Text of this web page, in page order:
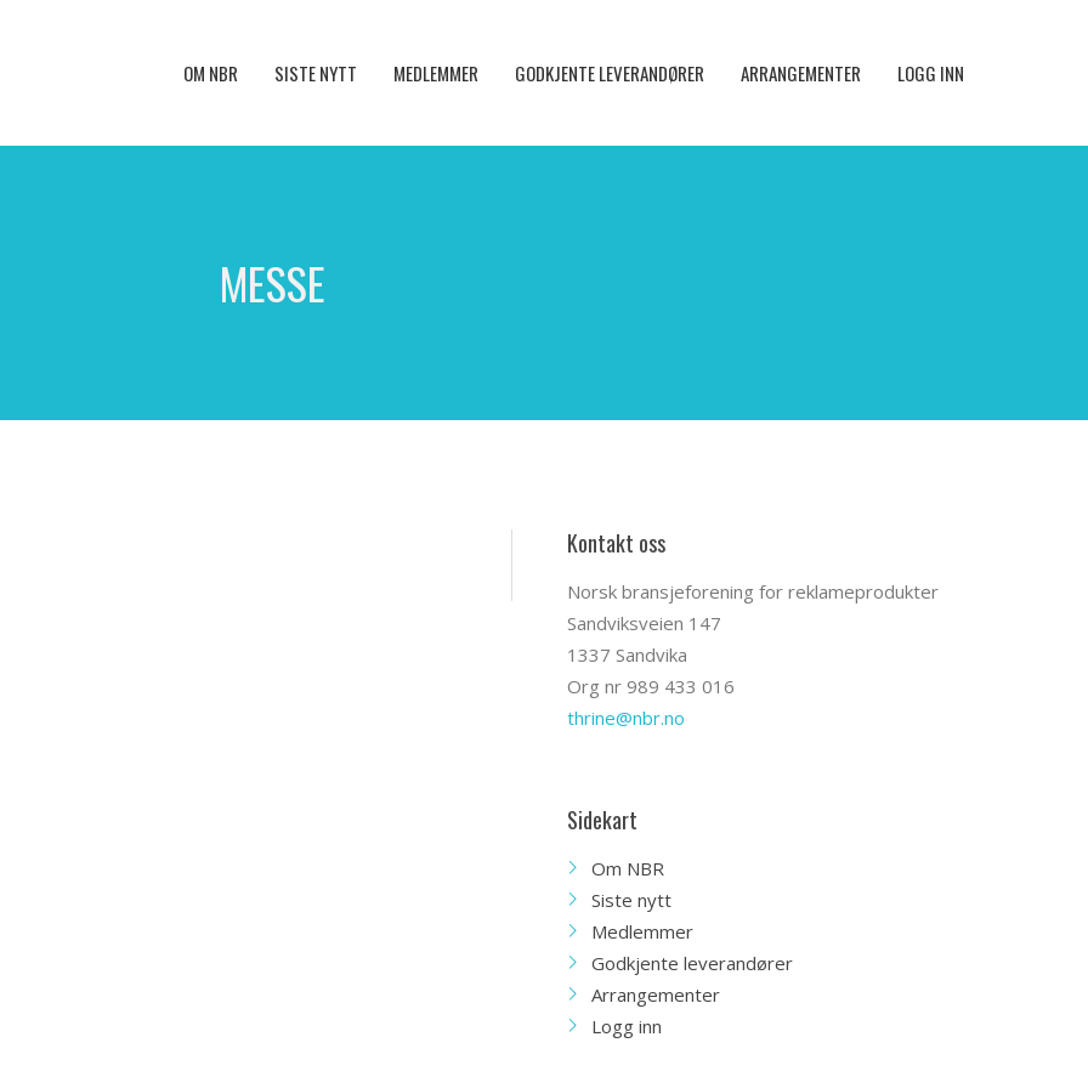
OM NBR SISTE NYTT MEDLEMMER GODKJENTE LEVERANDØRER ARRANGEMENTER LOGG INN
MESSE
Kontakt oss
Norsk bransjeforening for reklameprodukter
Sandviksveien 147
1337 Sandvika
Org nr 989 433 016
thrine@nbr.no
Sidekart
Om NBR
Siste nytt
Medlemmer
Godkjente leverandører
Arrangementer
Logg inn